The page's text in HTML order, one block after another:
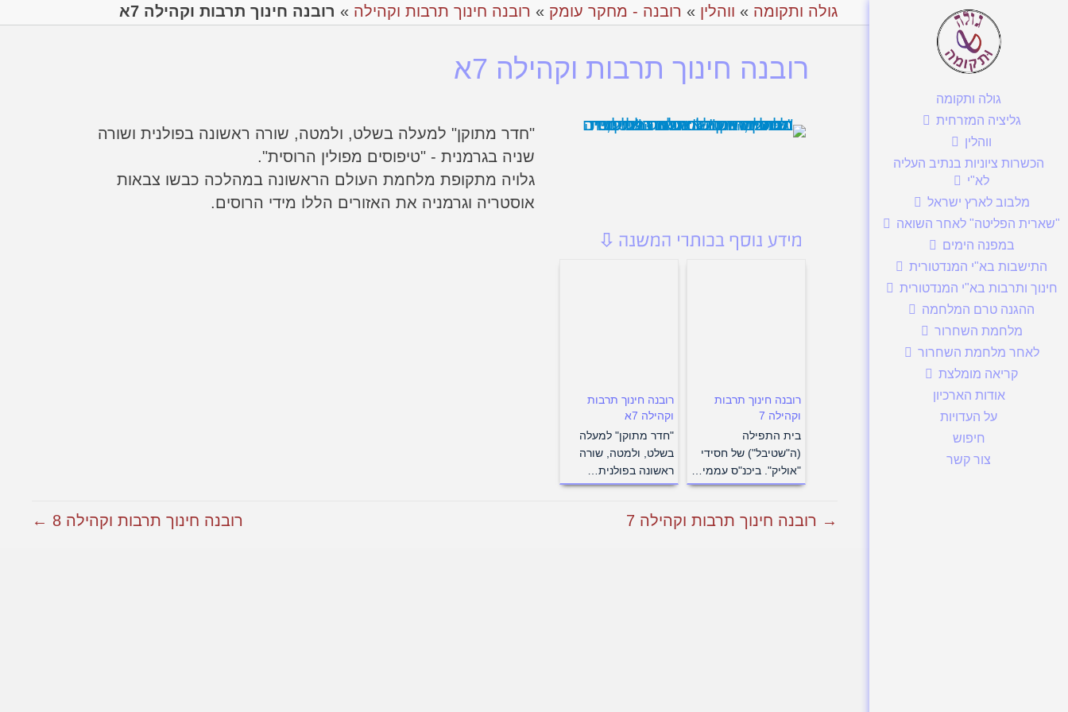
גולה ותקומה
גליציה המזרחית
ווהלין
הכשרות ציוניות בנתיב העליה
לא"י
מלבוב לארץ ישראל
"שארית הפליטה" לאחר השואה
במפנה הימים
התישבות בא"י המנדטורית
חינוך ותרבות בא"י המנדטורית
ההגנה טרם המלחמה
מלחמת השחרור
לאחר מלחמת השחרור
קריאה מומלצת
אודות הארכיון
על העדויות
חיפוש
צור קשר
גולה ותקומה » ווהלין » רובנה - מחקר עומק » רובנה חינוך תרבות וקהילה » רובנה חינוך תרבות וקהילה 7א
רובנה חינוך תרבות וקהילה 7א
"חדר מתוקן" למעלה בשלט, ולמטה, שורה ראשונה בפולנית ושורה
שניה בגרמנית - "טיפוסים מפולין הרוסית".
גלויה מתקופת מלחמת העולם הראשונה במהלכה כבשו צבאות
אוסטריה וגרמניה את האזורים הללו מידי הרוסים.
רובנה חינוך תרבות
וקהילה 7
בית התפילה
(ה"שטיבל") של חסידי
"אוליק". ביכנ"ס עממי…
רובנה חינוך תרבות
וקהילה 7א
"חדר מתוקן" למעלה
בשלט, ולמטה, שורה
ראשונה בפולנית…
→ רובנה חינוך תרבות וקהילה 7 רובנה חינוך תרבות וקהילה 8 ←